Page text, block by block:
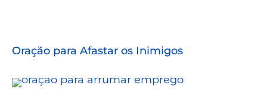
Oração para Afastar os Inimigos